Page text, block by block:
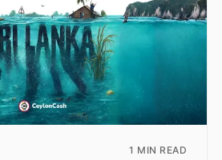
1 MIN READ